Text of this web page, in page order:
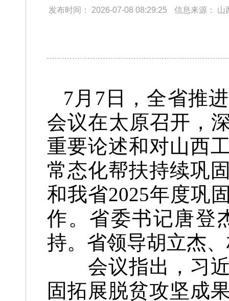
发布时间： 2026-07-08 08:29:25 信息来源： 山
7月7日，全省推
会议在太原召开，
重要论述和对山西
常态化帮扶持续巩
和我省2025年度巩
作。省委书记唐登
持。省领导胡立杰
会议指出，习近
固拓展脱贫攻坚成